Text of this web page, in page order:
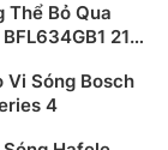
không gian bếp
Thể Bỏ Qua
21
Vi Sóng Bosch
4